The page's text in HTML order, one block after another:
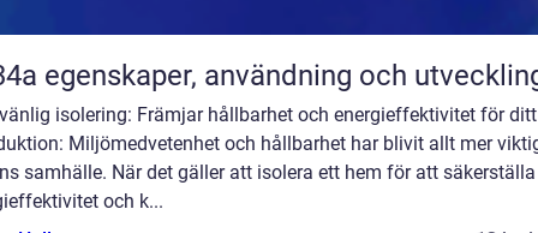
R134a egenskaper, användning och
isolering: Främjar hållbarhet och energieffektivitet för
Miljömedvetenhet och hållbarhet har blivit allt mer
samhälle. När det gäller att isolera ett hem för att säkerställa
och k...